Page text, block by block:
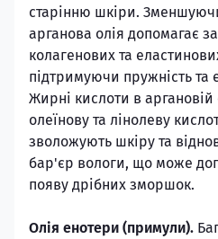
старінню шкіри.
арганова олія допомагає
колагенових та
підтримуючи пружність та
Жирні кислоти в
олеїнову та лінолеву
зволожують шкіру та
бар'єр вологи, що може
появу дрібних зморшок.
Олія енотери (примули).